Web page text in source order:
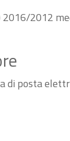
2012
di posta